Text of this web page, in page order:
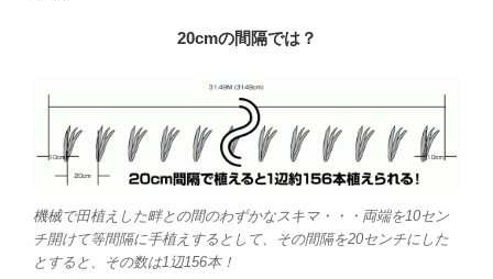
20cmの間隔では？
機械で田植えした畔との間のわずかなスキマ・・・両端を10セン
チ開けて等間隔に手植えするとして、その間隔を20センチにした
とすると、その数は1辺156本！